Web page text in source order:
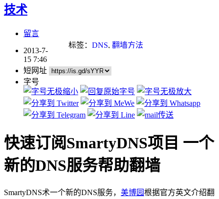
技术
留言
标签： DNS, 翻墙方法
2013-7-
15 7:46
短网址
字号
快速订阅SmartyDNS项目 一个
新的DNS服务帮助翻墙
SmartyDNS术一个新的DNS服务， 美博园根据官方英文介绍翻